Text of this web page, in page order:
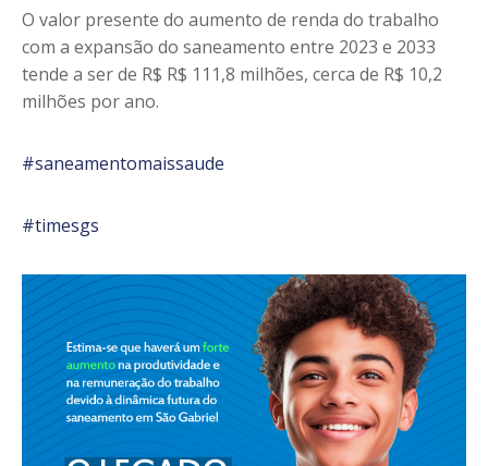
O valor presente do aumento de renda do trabalho
com a expansão do saneamento entre 2023 e 2033
tende a ser de R$ R$ 111,8 milhões, cerca de R$ 10,2
milhões por ano.
#saneamentomaissaude
#timesgs